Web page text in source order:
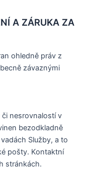
A ZÁRUKA ZA
ohledně práv z
závaznými
nesrovnalostí v
bezodkladně
Služby, a to
pošty. Kontaktní
stránkách.